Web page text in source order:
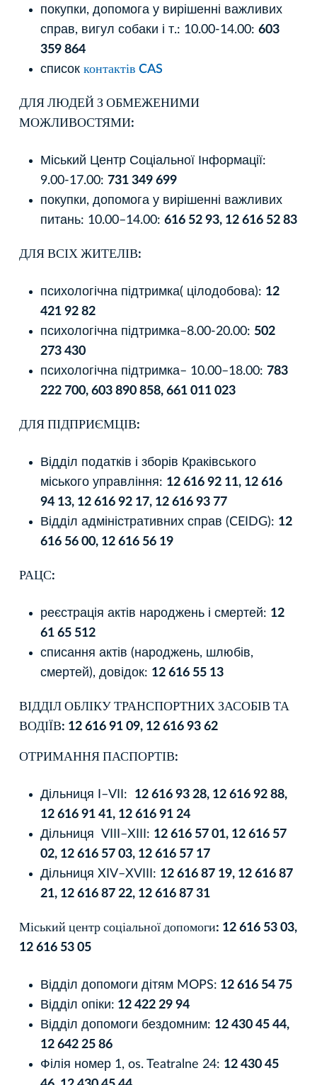
покупки, допомога у вирішенні важливих
справ, вигул собаки і т.: 10.00-14.00: 603
359 864
список контактів CAS
ДЛЯ ЛЮДЕЙ З ОБМЕЖЕНИМИ
МОЖЛИВОСТЯМИ:
Міський Центр Соціальної Інформації:
9.00-17.00: 731 349 699
покупки, допомога у вирішенні важливих
питань: 10.00–14.00: 616 52 93, 12 616 52 83
ДЛЯ ВСІХ ЖИТЕЛІВ:
психологічна підтримка( цілодобова): 12
421 92 82
психологічна підтримка–8.00-20.00: 502
273 430
психологічна підтримка– 10.00–18.00: 783
222 700, 603 890 858, 661 011 023
ДЛЯ ПІДПРИЄМЦІВ:
Відділ податків і зборів Краківського
міського управління: 12 616 92 11, 12 616
94 13, 12 616 92 17, 12 616 93 77
Відділ адміністративних справ (CEIDG): 12
616 56 00, 12 616 56 19
РАЦС:
реєстрація актів народжень і смертей: 12
61 65 512
списання актів (народжень, шлюбів,
смертей), довідок: 12 616 55 13
ВІДДІЛ ОБЛІКУ ТРАНСПОРТНИХ ЗАСОБІВ ТА
ВОДІЇВ: 12 616 91 09, 12 616 93 62
ОТРИМАННЯ ПАСПОРТІВ:
Дільниця I–VII: 12 616 93 28, 12 616 92 88,
12 616 91 41, 12 616 91 24
Дільниця VIII–XIII: 12 616 57 01, 12 616 57
02, 12 616 57 03, 12 616 57 17
Дільниця XIV–XVIII: 12 616 87 19, 12 616 87
21, 12 616 87 22, 12 616 87 31
Міський центр соціальної допомоги: 12 616 53 03,
12 616 53 05
Відділ допомоги дітям MOPS: 12 616 54 75
Відділ опіки: 12 422 29 94
Відділ допомоги бездомним: 12 430 45 44,
12 642 25 86
Філія номер 1, os. Teatralne 24: 12 430 45